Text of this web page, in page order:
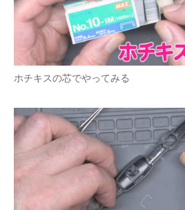
ホチキスの芯でやってみる